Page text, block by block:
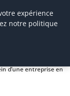
d’une entreprise en
expérience
notre politique